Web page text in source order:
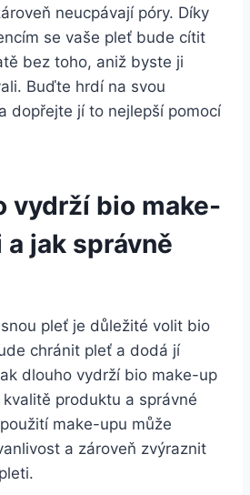
neucpávají⁤ póry. ​Díky
se⁤ vaše pleť bude cítit
bez toho,⁢ aniž byste​ ji
‌Buďte hrdí na svou
⁣dopřejte jí to⁢ nejlepší pomocí
vydrží bio make-
a jak správně
pleť je důležité⁣ volit ​bio
chránit pleť a dodá jí
dlouho vydrží bio ‍make-up
produktu a správné
make-upu může
a zároveň zvýraznit